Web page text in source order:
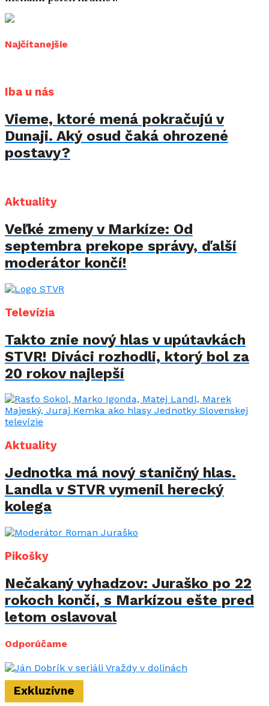
Najčítanejšie
Iba u nás
Vieme, ktoré mená pokračujú v
Dunaji. Aký osud čaká ohrozené
postavy?
Aktuality
Veľké zmeny v Markíze: Od
septembra prekope správy, ďalší
moderátor končí!
Televízia
Takto znie nový hlas v upútavkách
STVR! Diváci rozhodli, ktorý bol za
20 rokov najlepší
Aktuality
Jednotka má nový staničný hlas.
Landla v STVR vymenil herecký
kolega
Pikošky
Nečakaný vyhadzov: Juraško po 22
rokoch končí, s Markízou ešte pred
letom oslavoval
Odporúčame
Exkluzívne